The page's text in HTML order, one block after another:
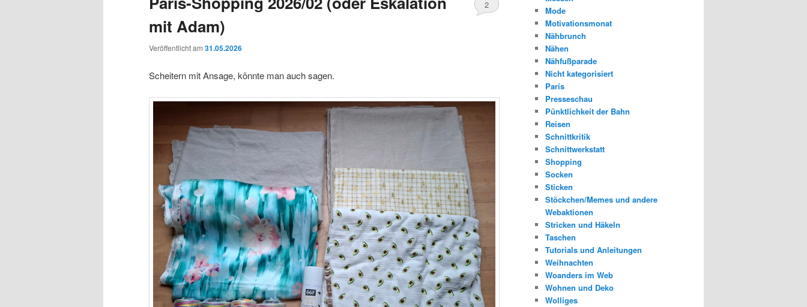
mit Adam)
Veröffentlicht am 31.05.2026
2
Scheitern mit Ansage, könnte man auch sagen.
Mode
Motivationsmonat
Nähbrunch
Nähen
Nähfußparade
Nicht kategorisiert
Paris
Presseschau
Pünktlichkeit der Bahn
Reisen
Schnittkritik
Schnittwerkstatt
Shopping
Socken
Sticken
Stöckchen/Memes und andere
Webaktionen
Stricken und Häkeln
Taschen
Tutorials und Anleitungen
Weihnachten
Woanders im Web
Wohnen und Deko
Wolliges